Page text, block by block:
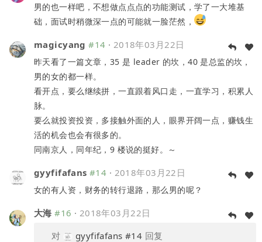
男的也一样吧，不想做点点点的功能测试，学了一大堆基
础，面试时稍微深一点的可能就一脸茫然，
magicyang #14 · 2018年03月22日
昨天看了一篇文章，35 是 leader 的坎，40 是总监的坎，
男的女的都一样。
看开点，要么继续拼，一直跟着风口走，一直学习，积累人
脉。
要么就投资投资，多接触外面的人，眼界开阔一点，赚钱生
活的机会也会有很多的。
同南京人，同年纪，9 楼说的挺好。～
gyyfifafans #14 · 2018年03月22日
女的有人资，财务的转行退路，那么男的呢？
大海 #16 · 2018年03月22日
对
gyyfifafans #14 回复